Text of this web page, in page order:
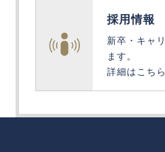
採用情報
新卒・キャ
ます。
詳細はこちら